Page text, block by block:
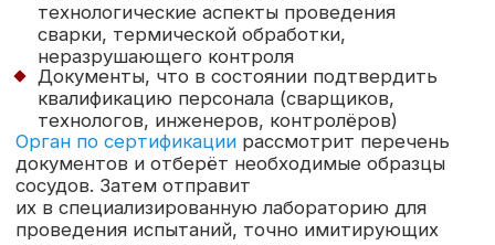
E-mail:
Телефон:
osmashnii@mail.ru
+7 (967) 251-40-19
Юридический адрес
105066, город Москва,
улица Ольховская, дом
45, строение 1,
помещение 2А/½
Контакты
Связь с нами
Вакансии
О компании
О нас
Команда
Лаборатории
Права
и обязанности
Жалобы
и апелляции
Финансовая
информация
Заявка